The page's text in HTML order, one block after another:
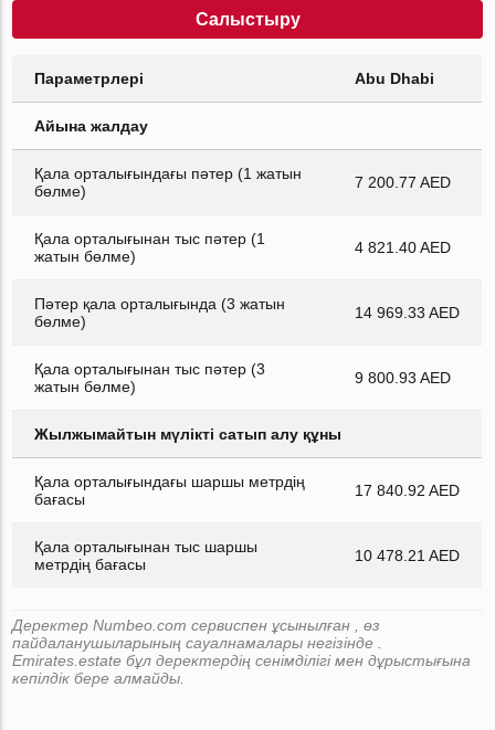
Салыстыру
Параметрлері Abu Dhabi
Айына жалдау
Қала орталығындағы пәтер (1 жатын
бөлме)
7 200.77 AED
Қала орталығынан тыс пәтер (1
жатын бөлме)
4 821.40 AED
Пәтер қала орталығында (3 жатын
бөлме)
14 969.33 AED
Қала орталығынан тыс пәтер (3
жатын бөлме)
9 800.93 AED
Жылжымайтын мүлікті сатып алу құны
Қала орталығындағы шаршы метрдің
бағасы
17 840.92 AED
Қала орталығынан тыс шаршы
метрдің бағасы
10 478.21 AED
Деректер Numbeo.com сервиспен ұсынылған , өз
пайдаланушыларының сауалнамалары негізінде .
Emirates.estate бұл деректердің сенімділігі мен дұрыстығына
кепілдік бере алмайды.